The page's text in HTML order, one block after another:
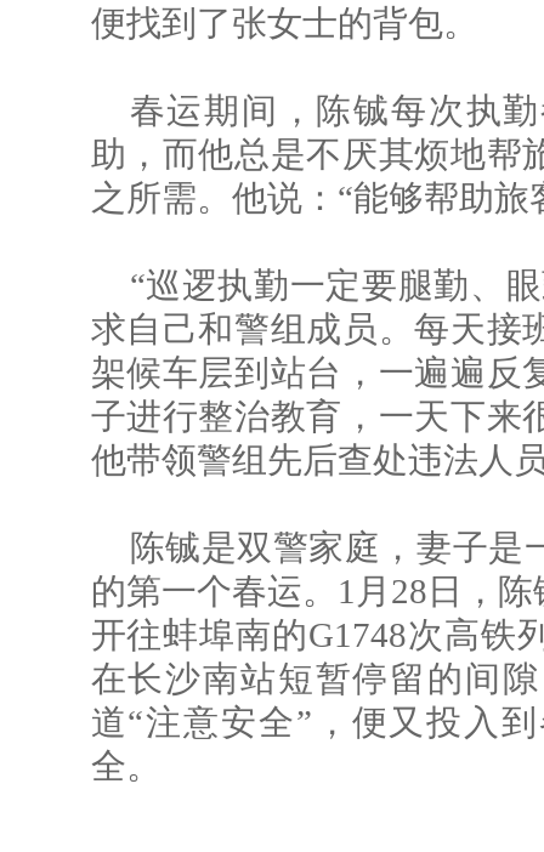
便找到了张女士的背包。
春运期间，陈铖每次执
助，而他总是不厌其烦地帮
之所需。他说：“能够帮助
“巡逻执勤一定要腿勤、
求自己和警组成员。每天接
架候车层到站台，一遍遍反
子进行整治教育，一天下来
他带领警组先后查处违法人
陈铖是双警家庭，妻子是
的第一个春运。1月28日，
开往蚌埠南的G1748次高铁
在长沙南站短暂停留的间
道“注意安全”，便又投入
全。